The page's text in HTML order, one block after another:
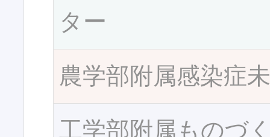
ター
農学部附属感染症
工学部附属ものづ